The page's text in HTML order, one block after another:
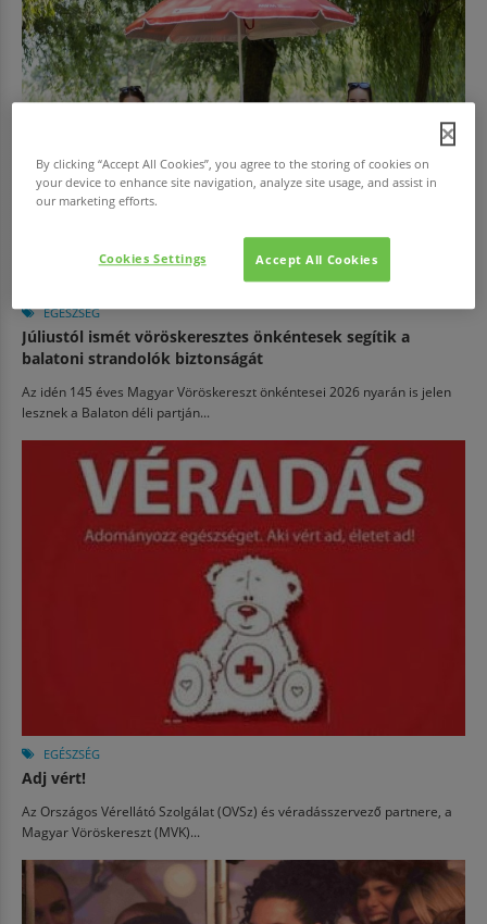
EGÉSZSÉG
Júliustól ismét vöröskeresztes önkéntesek segítik a
balatoni strandolók biztonságát
Az idén 145 éves Magyar Vöröskereszt önkéntesei 2026 nyarán is jelen
lesznek a Balaton déli partján...
EGÉSZSÉG
Adj vért!
Az Országos Vérellátó Szolgálat (OVSz) és véradásszervező partnere, a
Magyar Vöröskereszt (MVK)...
By clicking “Accept All Cookies”, you agree to the storing of cookies on
your device to enhance site navigation, analyze site usage, and assist in
our marketing efforts.
Accept All Cookies
Cookies Settings